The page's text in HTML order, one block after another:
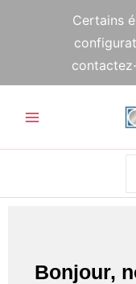
Certains
Bonjour,